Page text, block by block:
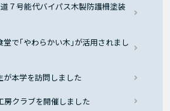
道７号能代バイパス木製防護柵塗装
で｢やわらかい木｣が活用されまし
本学を訪問しました
房クラブを開催しました